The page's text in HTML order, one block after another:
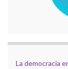
La democracia